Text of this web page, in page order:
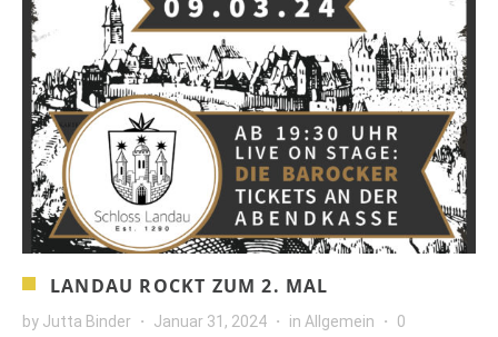
LANDAU ROCKT ZUM 2. MAL
by Jutta Binder Januar 31, 2024 in Allgemein
0